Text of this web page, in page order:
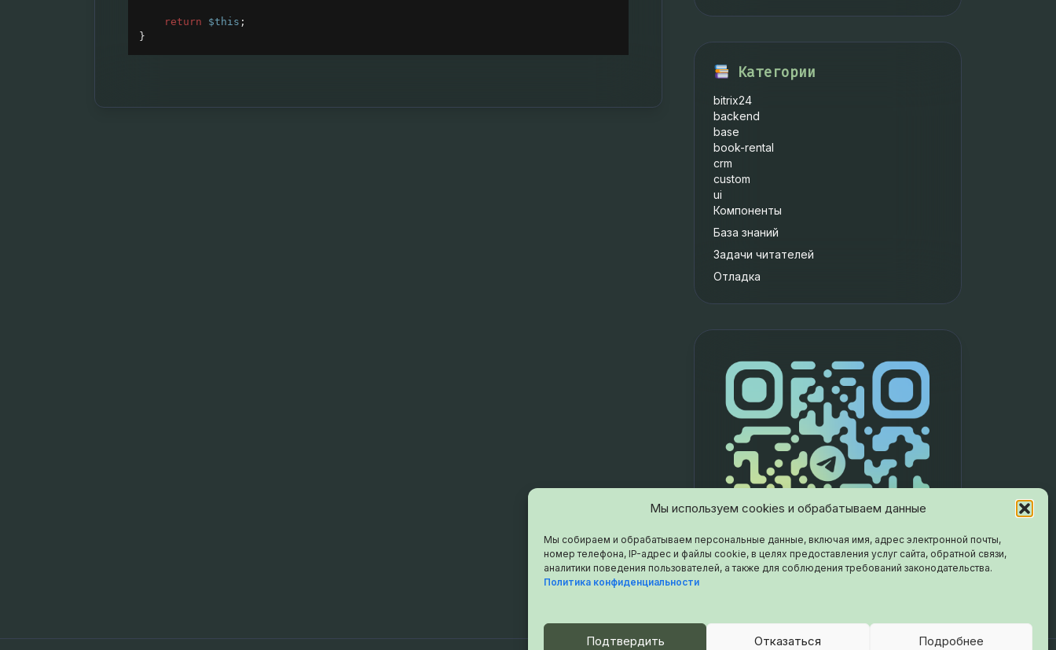
Мы используем cookies и обрабатываем данные
Мы собираем и обрабатываем персональные данные, включая имя, адрес электронной почты,
номер телефона, IP-адрес и файлы cookie, в целях предоставления услуг сайта, обратной связи,
аналитики поведения пользователей, а также для соблюдения требований законодательства.
Политика конфиденциальности
Подтвердить Отказаться Подробнее
return $this ;
}
Категории
bitrix24
backend
base
book-rental
crm
custom
ui
Компоненты
База знаний
Задачи читателей
Отладка